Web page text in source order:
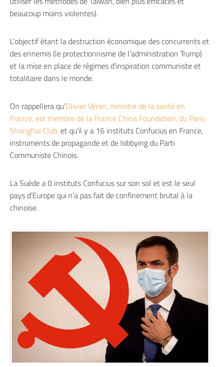
beaucoup moins violentes).
L’objectif étant la destruction économique des concurrents et
des ennemis (le protectionnisme de l’administration Trump)
et la mise en place de régimes d’inspiration communiste et
totalitaire dans le monde.
On rappellera qu’Olivier Véran, ministre de la santé en
France, est membre de la France China Foundation, du Paris
Shanghai Club,et qu’il y a 16 instituts Confucius en France,
instruments de propagande et de lobbying du Parti
Communiste Chinois.
La Suède a 0 instituts Confucius sur son sol et est le seul
pays d’Europe qui n’a pas fait de confinement brutal à la
chinoise.